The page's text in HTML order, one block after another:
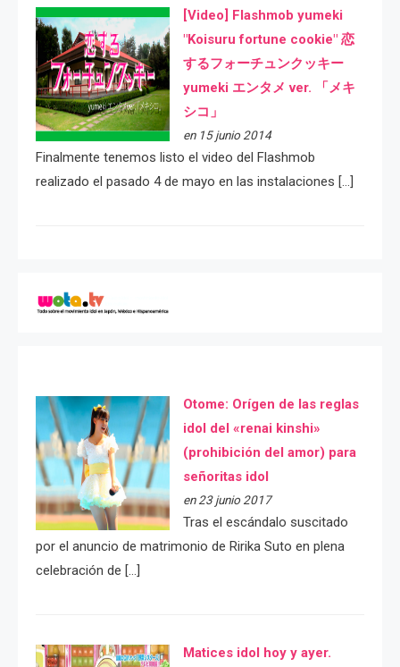
[Video] Flashmob yumeki
"Koisuru fortune cookie" 恋
するフォーチュンクッキー
yumeki エンタメ ver. 「メキ
シコ」
en 15 junio 2014
Finalmente tenemos listo el video del Flashmob
realizado el pasado 4 de mayo en las instalaciones […]
Otome: Orígen de las reglas
idol del «renai kinshi»
(prohibición del amor) para
señoritas idol
en 23 junio 2017
Tras el escándalo suscitado
por el anuncio de matrimonio de Ririka Suto en plena
celebración de […]
Matices idol hoy y ayer.